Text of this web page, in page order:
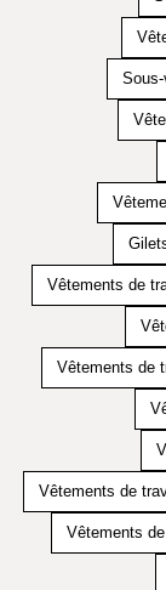
Vêtements de
Vêtements de
Vêtements de
Vêtements